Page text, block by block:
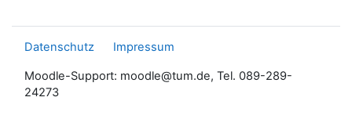
Datenschutz Impressum
Moodle-Support: moodle@tum.de, Tel. 089-289-
24273